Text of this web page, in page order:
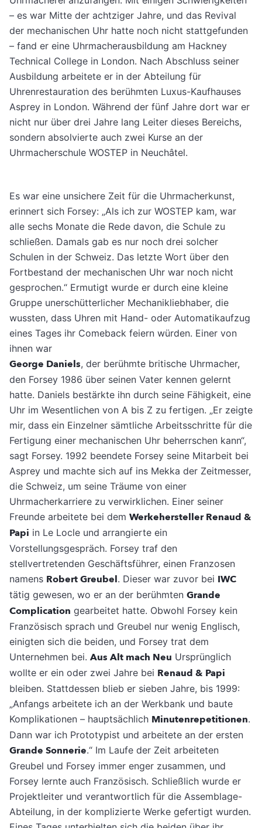
– es war Mitte der achtziger Jahre, und das Revival
der mechanischen Uhr hatte noch nicht stattgefunden
– fand er eine Uhrmacherausbildung am Hackney
Technical College in London. Nach Abschluss seiner
Ausbildung arbeitete er in der Abteilung für
Uhrenrestauration des berühmten Luxus-Kaufhauses
Asprey in London. Während der fünf Jahre dort war er
nicht nur über drei Jahre lang Leiter dieses Bereichs,
sondern absolvierte auch zwei Kurse an der
Uhrmacherschule WOSTEP in Neuchâtel.
Es war eine unsichere Zeit für die Uhrmacherkunst,
erinnert sich Forsey: „Als ich zur WOSTEP kam, war
alle sechs Monate die Rede davon, die Schule zu
schließen. Damals gab es nur noch drei solcher
Schulen in der Schweiz. Das letzte Wort über den
Fortbestand der mechanischen Uhr war noch nicht
gesprochen.“ Ermutigt wurde er durch eine kleine
Gruppe unerschütterlicher Mechanikliebhaber, die
wussten, dass Uhren mit Hand- oder Automatikaufzug
eines Tages ihr Comeback feiern würden. Einer von
ihnen war
George Daniels, der berühmte britische Uhrmacher,
den Forsey 1986 über seinen Vater kennen gelernt
hatte. Daniels bestärkte ihn durch seine Fähigkeit, eine
Uhr im Wesentlichen von A bis Z zu fertigen. „Er zeigte
mir, dass ein Einzelner sämtliche Arbeitsschritte für die
Fertigung einer mechanischen Uhr beherrschen kann“,
sagt Forsey. 1992 beendete Forsey seine Mitarbeit bei
Asprey und machte sich auf ins Mekka der Zeitmesser,
die Schweiz, um seine Träume von einer
Uhrmacherkarriere zu verwirklichen. Einer seiner
Freunde arbeitete bei dem Werkehersteller Renaud &
Papi in Le Locle und arrangierte ein
Vorstellungsgespräch. Forsey traf den
stellvertretenden Geschäftsführer, einen Franzosen
namens Robert Greubel. Dieser war zuvor bei IWC
tätig gewesen, wo er an der berühmten Grande
Complication gearbeitet hatte. Obwohl Forsey kein
Französisch sprach und Greubel nur wenig Englisch,
einigten sich die beiden, und Forsey trat dem
Unternehmen bei. Aus Alt mach Neu Ursprünglich
wollte er ein oder zwei Jahre bei Renaud & Papi
bleiben. Stattdessen blieb er sieben Jahre, bis 1999:
„Anfangs arbeitete ich an der Werkbank und baute
Komplikationen – hauptsächlich Minutenrepetitionen.
Dann war ich Prototypist und arbeitete an der ersten
Grande Sonnerie.“ Im Laufe der Zeit arbeiteten
Greubel und Forsey immer enger zusammen, und
Forsey lernte auch Französisch. Schließlich wurde er
Projektleiter und verantwortlich für die Assemblage-
Abteilung, in der komplizierte Werke gefertigt wurden.